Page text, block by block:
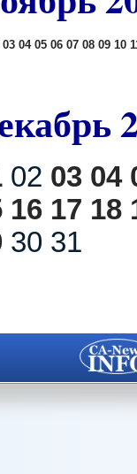
03 04 05 06 07 08 09 10
02 03 04
16 17 18
30 31